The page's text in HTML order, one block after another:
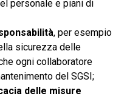
personale e piani di
, per esempio
sicurezza delle
ogni collaboratore
del SGSI;
delle misure